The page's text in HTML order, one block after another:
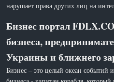
нарушает права других лиц на
Бизнес портал
бизнеса,
Украины и ближнего
Бизнес – это целый океан событий